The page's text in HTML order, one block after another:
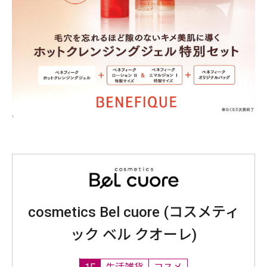
cosmetics Bel cuore (コスメティ
ック ベル クオーレ)